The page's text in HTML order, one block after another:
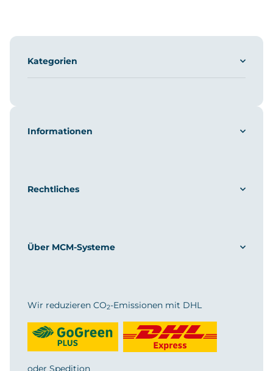
Kategorien
Informationen
Rechtliches
Über MCM-Systeme
Wir reduzieren CO2-Emissionen mit DHL
oder Spedition